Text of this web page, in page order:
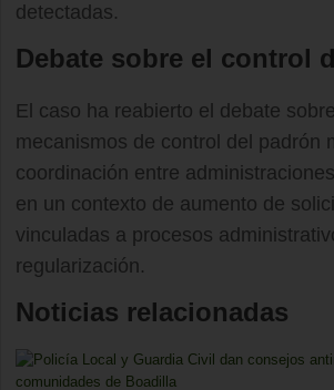
detectadas.
Debate sobre el control
El caso ha reabierto el debate
mecanismos de control del padrón
coordinación entre
en un contexto de aumento de
vinculadas a procesos
regularización.
Noticias relacionadas